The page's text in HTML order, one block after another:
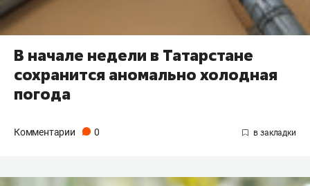
В начале недели в Татарстане
сохранится аномально холодная
погода
Комментарии 0